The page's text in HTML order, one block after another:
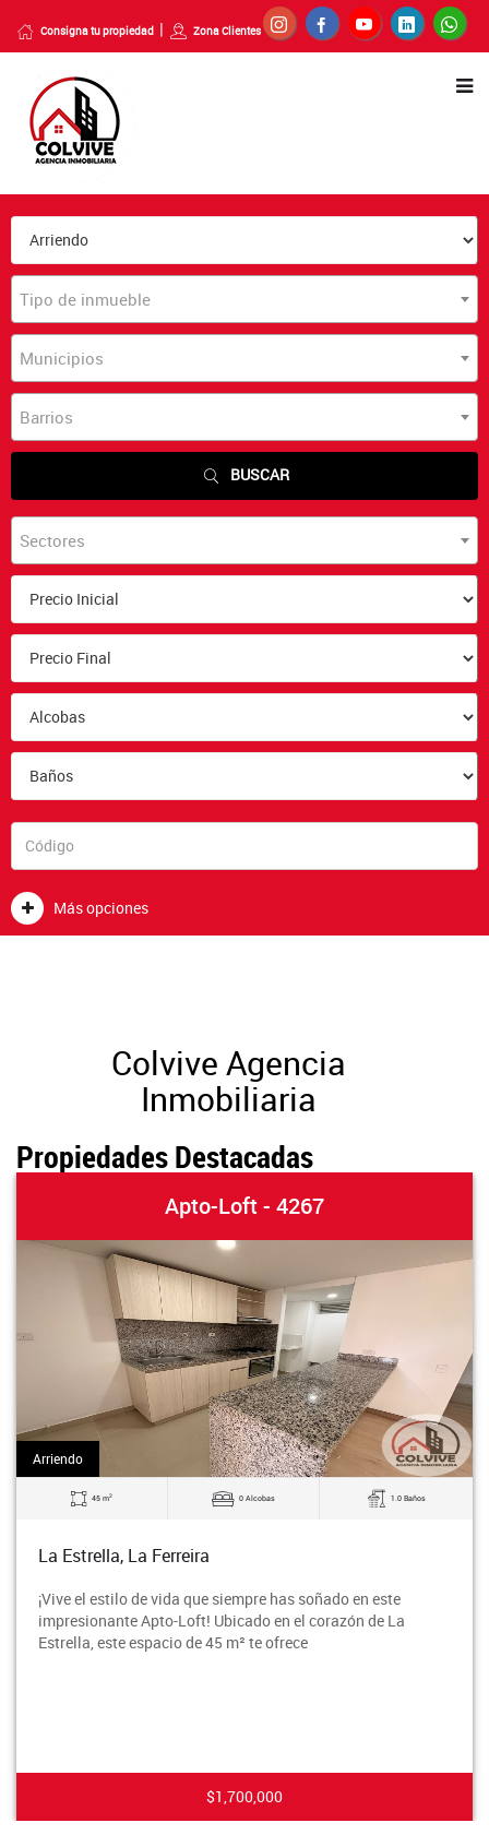
Consigna tu propiedad Zona Clientes
Tipo de inmueble
Municipios
Barrios
BUSCAR
Sectores
Más opciones
Colvive Agencia
Inmobiliaria
Propiedades Destacadas
Apto-Loft - 4267
Arriendo
45 m2 0 Alcobas 1.0 Baños
La Estrella, La Ferreira
¡Vive el estilo de vida que siempre has soñado en este
impresionante Apto-Loft! Ubicado en el corazón de La
Estrella, este espacio de 45 m² te ofrece
$1,700,000